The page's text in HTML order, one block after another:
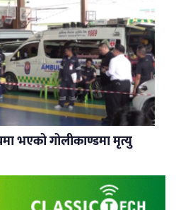
भएको गोलीकाण्डमा मृत्यु